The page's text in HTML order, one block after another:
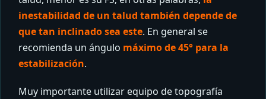
inestabilidad de un talud también depende de
que tan inclinado sea este. En general se
recomienda un ángulo máximo de 45° para la
estabilización.
Muy importante utilizar equipo de topografía